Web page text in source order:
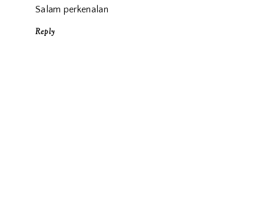
Salam perkenalan
Reply